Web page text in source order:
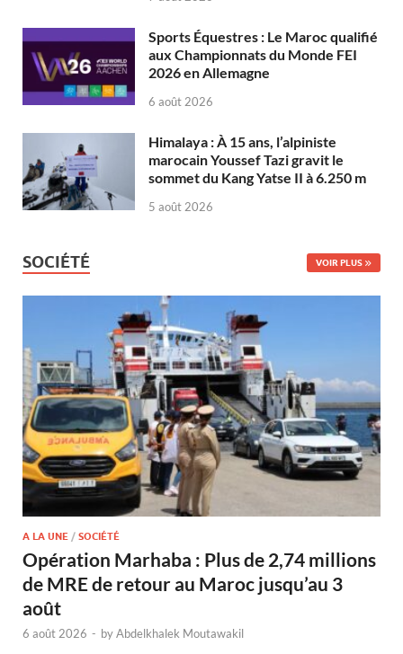
Sports Équestres : Le Maroc qualifié
aux Championnats du Monde FEI
2026 en Allemagne
6 août 2026
Himalaya : À 15 ans, l’alpiniste
marocain Youssef Tazi gravit le
sommet du Kang Yatse II à 6.250 m
5 août 2026
SOCIÉTÉ VOIR PLUS
A LA UNE / SOCIÉTÉ
Opération Marhaba : Plus de 2,74 millions
de MRE de retour au Maroc jusqu’au 3
août
6 août 2026 - byAbdelkhalek Moutawakil